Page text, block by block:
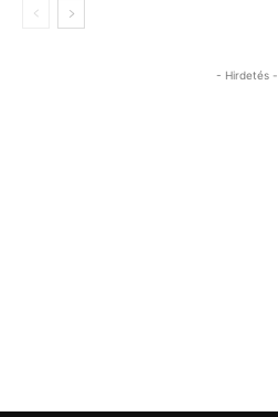
- Hirdetés -